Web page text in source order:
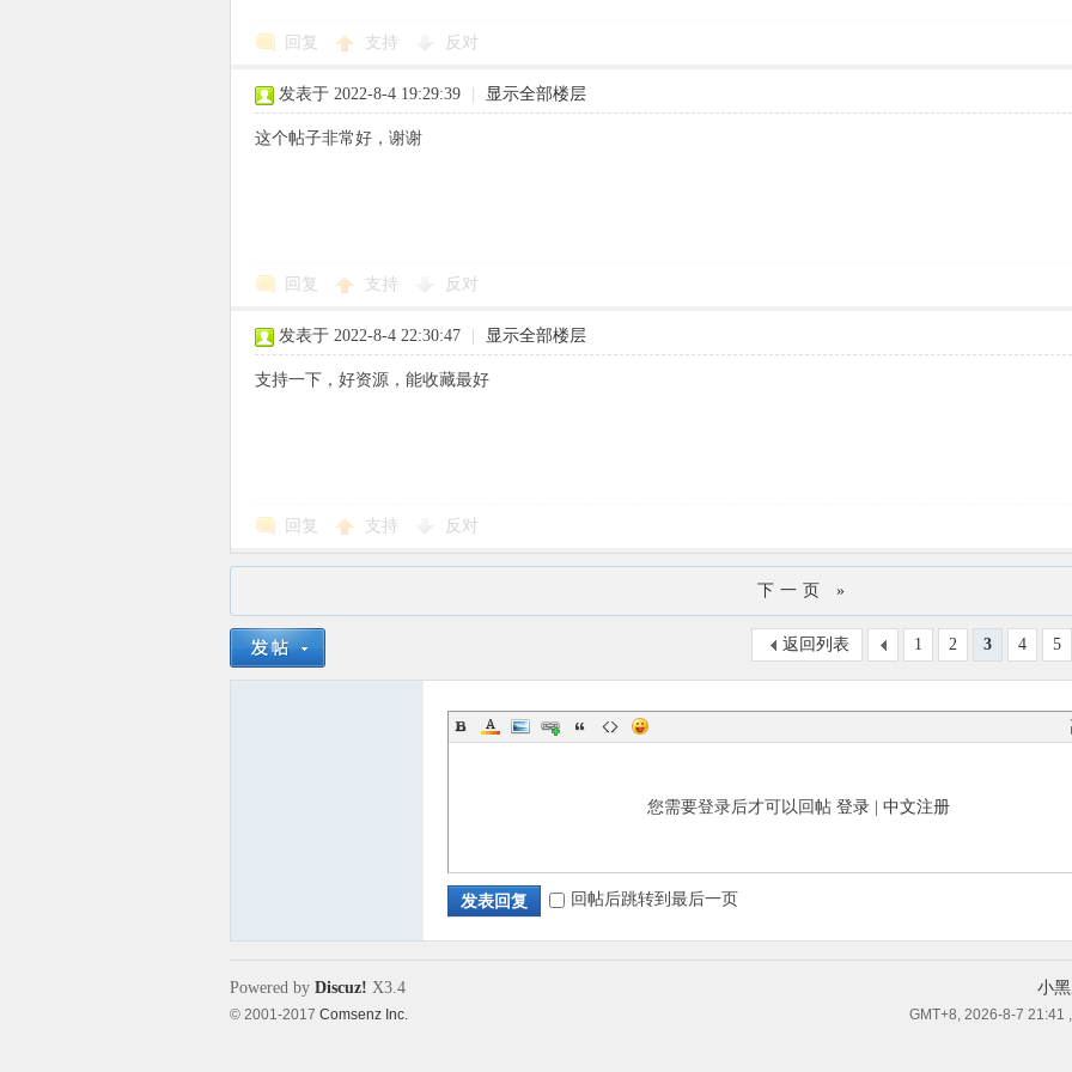
回复 支持 反对
发表于 2022-8-4 19:29:39 显示全部楼层
这个帖子非常好，谢谢
回复 支持 反对
发表于 2022-8-4 22:30:47 显示全部楼层
支持一下，好资源，能收藏最好
回复 支持 反对
下一页 »
1 2 3 4 5
返回列表
您需要登录后才可以回帖 登录 中文注册
发表回复 回帖后跳转到最后一页
小
GMT+8, 2026-8-7 21:41
Powered by Discuz! X3.4
© 2001-2017 Comsenz Inc.